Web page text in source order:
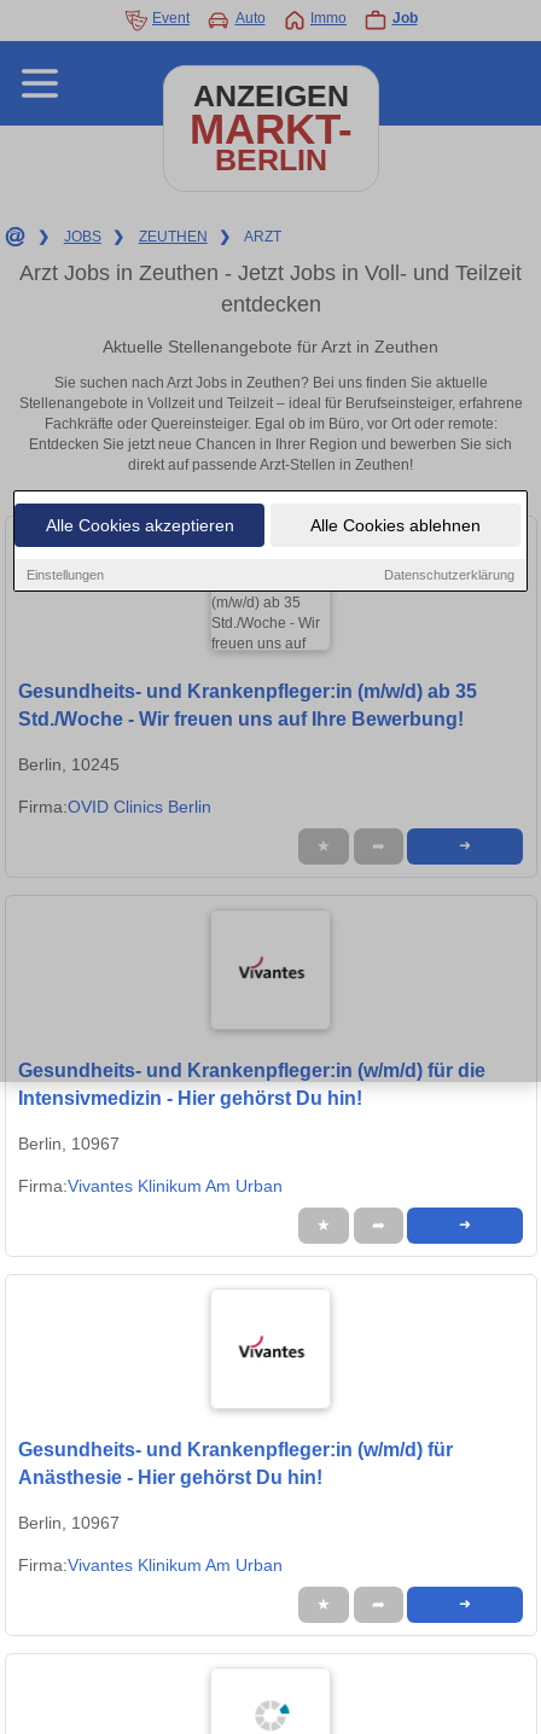
Alle Cookies akzeptieren Alle Cookies ablehnen
Einstellungen Datenschutzerklärung
Event Auto Immo Job
ANZEIGEN
MARKT-
BERLIN
❯ JOBS ❯ ZEUTHEN ❯ ARZT
Arzt Jobs in Zeuthen - Jetzt Jobs in Voll- und Teilzeit
entdecken
Aktuelle Stellenangebote für Arzt in Zeuthen
Sie suchen nach Arzt Jobs in Zeuthen? Bei uns finden Sie aktuelle
Stellenangebote in Vollzeit und Teilzeit – ideal für Berufseinsteiger, erfahrene
Fachkräfte oder Quereinsteiger. Egal ob im Büro, vor Ort oder remote:
Entdecken Sie jetzt neue Chancen in Ihrer Region und bewerben Sie sich
direkt auf passende Arzt-Stellen in Zeuthen!
Gesundheits- und Krankenpfleger:in (m/w/d) ab 35
Std./Woche - Wir freuen uns auf Ihre Bewerbung!
Berlin, 10245
Firma:OVID Clinics Berlin
★ ➦ ➜
Gesundheits- und Krankenpfleger:in (w/m/d) für die
Intensivmedizin - Hier gehörst Du hin!
Berlin, 10967
Firma:Vivantes Klinikum Am Urban
★ ➦ ➜
Gesundheits- und Krankenpfleger:in (w/m/d) für
Anästhesie - Hier gehörst Du hin!
Berlin, 10967
Firma:Vivantes Klinikum Am Urban
★ ➦ ➜